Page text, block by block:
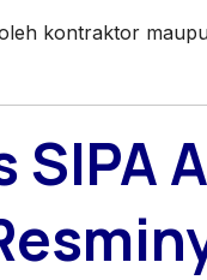
kontraktor